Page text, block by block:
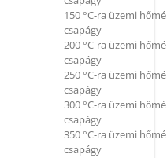
150 °C-ra üzemi
csapágy
200 °C-ra üzemi
csapágy
250 °C-ra üzemi
csapágy
300 °C-ra üzemi
csapágy
350 °C-ra üzemi
csapágy